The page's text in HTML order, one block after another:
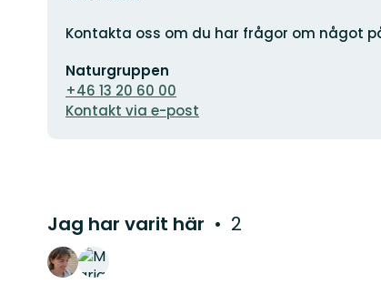
Adress
Kontakta oss om du har frågor om något
postadress
Naturgruppen
+46 13 20 60 00
Kontakt via e-post
Jag har varit här 2